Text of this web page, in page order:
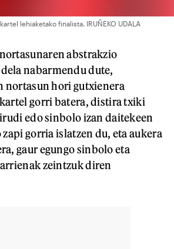
lehiaketako finalista. IRUÑEKO UDALA
abstrakzio
nabarmendu dute,
nortasun hori gutxienera
gorri batera, distira txiki
edo sinbolo izan daitekeen
gorria islatzen du, eta aukera
gaur egungo sinbolo eta
zeintzuk diren